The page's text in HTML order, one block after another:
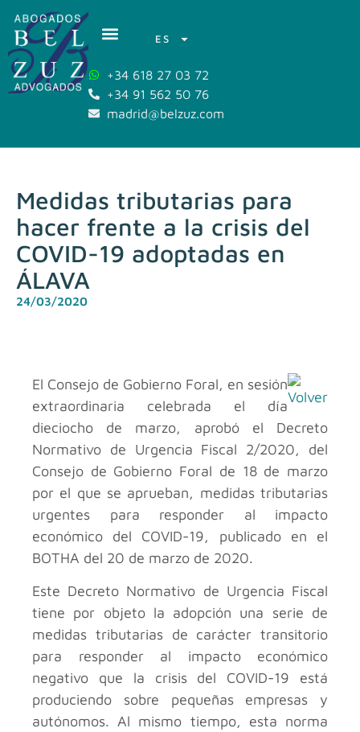
ES
+34 618 27 03 72
+34 91 562 50 76
madrid@belzuz.com
Medidas tributarias para
hacer frente a la crisis del
COVID-19 adoptadas en
ÁLAVA
24/03/2020
El Consejo de Gobierno Foral, en sesión
extraordinaria celebrada el día
dieciocho de marzo, aprobó el Decreto
Normativo de Urgencia Fiscal 2/2020, del
Consejo de Gobierno Foral de 18 de marzo
por el que se aprueban, medidas tributarias
urgentes para responder al impacto
económico del COVID-19, publicado en el
BOTHA del 20 de marzo de 2020.
Este Decreto Normativo de Urgencia Fiscal
tiene por objeto la adopción una serie de
medidas tributarias de carácter transitorio
para responder al impacto económico
negativo que la crisis del COVID-19 está
produciendo sobre pequeñas empresas y
autónomos. Al mismo tiempo, esta norma